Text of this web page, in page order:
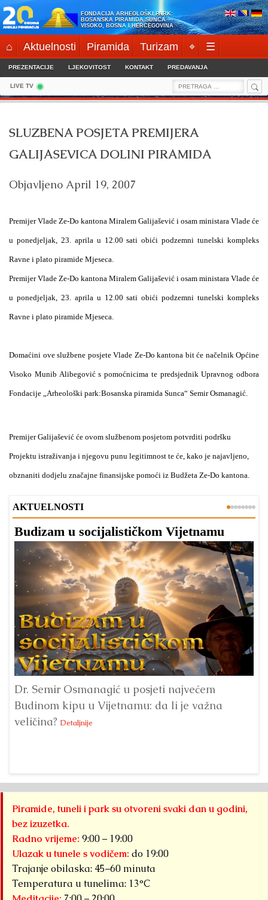
Skip
to
content
FONDACIJA ARHEOLOŠKI PARK:
BOSANSKA PIRAMIDA SUNCA
VISOKO, BOSNA I HERCEGOVINA
⌂ Aktuelnosti Piramida Turizam ⌖ ☰
PREZENTACIJE LJEKOVITOST KONTAKT PREDAVANJA
LIVE TV
Search
for:
SLUZBENA POSJETA PREMIJERA
GALIJASEVICA DOLINI PIRAMIDA
Objavljeno April 19, 2007
Premijer Vlade Ze-Do kantona Miralem Galijašević i osam ministara Vlade će
u ponedjeljak, 23. aprila u 12.00 sati obići podzemni tunelski kompleks
Ravne i plato piramide Mjeseca.
Premijer Vlade Ze-Do kantona Miralem Galijašević i osam ministara Vlade će
u ponedjeljak, 23. aprila u 12.00 sati obići podzemni tunelski kompleks
Ravne i plato piramide Mjeseca.
Domaćini ove službene posjete Vlade Ze-Do kantona bit će načelnik Općine
Visoko Munib Alibegović s pomoćnicima te predsjednik Upravnog odbora
Fondacije „Arheološki park:Bosanska piramida Sunca“ Semir Osmanagić.
Premijer Galijašević će ovom službenom posjetom potvrditi podršku
Projektu istraživanja i njegovu punu legitimnost te će, kako je najavljeno,
obznaniti dodjelu značajne finansijske pomoći iz Budžeta Ze-Do kantona.
AKTUELNOSTI
Budizam u socijalističkom Vijetnamu
Dr. Semir Osmanagić u posjeti najvećem
Budinom kipu u Vijetnamu: da li je važna
veličina? Detaljnije
Piramide, tuneli i park su otvoreni svaki dan u godini,
bez izuzetka.
Radno vrijeme: 9:00 – 19:00
Ulazak u tunele s vodičem: do 19:00
Trajanje obilaska: 45–60 minuta
Temperatura u tunelima: 13°C